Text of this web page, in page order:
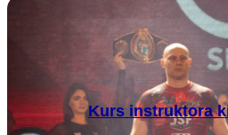
Kurs instruktora